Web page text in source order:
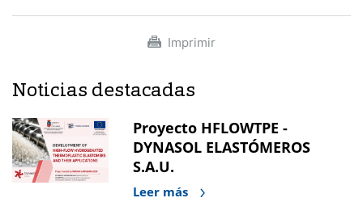
Imprimir
Noticias destacadas
Proyecto HFLOWTPE -
DYNASOL ELASTÓMEROS
S.A.U.
Leer más